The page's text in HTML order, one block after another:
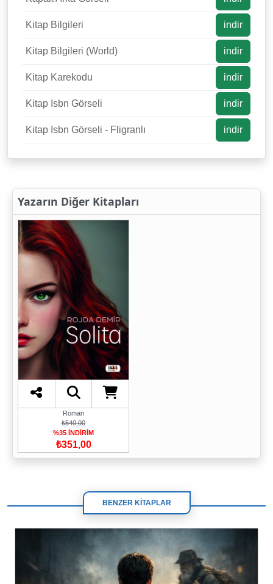
Kitap Bilgileri indir
Kitap Bilgileri (World) indir
Kitap Karekodu indir
Kitap Isbn Görseli indir
Kitap Isbn Görseli - Fligranlı indir
Yazarın Diğer Kitapları
Roman
₺540,00
%35 İNDİRİM
₺351,00
BENZER KİTAPLAR